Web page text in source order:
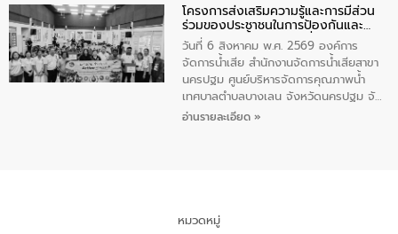
ประชาชน ตัวแทนจากโรงแรมต่างๆ ในเขต
เทศบาลตำบลราไวย์ ศูนย์บริหารจัดการ
คุณภาพน้ำเทศบาลตำบลราไวย์ นำโดยนาย
น้อย แก้วเศษ ผู้จัดการสำนักงานจัดการน้ำ
เสียสาขาภูเก็ต พร้อมด้วยเจ้าหน้าที่ จำนวน
5 คน ร่วมทำกิจกรรม ทำความสะอาด
ชายหาดและแหล่งท่องเที่ยว ณ บริเวณ
โครงการส่งเสริมความรู้และการมีส่วน
ร่วมของประชาชนในการป้องกันและ
แก้ไขปัญหาน้ำเสียอย่างยั่งยืน
วันที่ 6 สิงหาคม พ.ศ. 2569 องค์การ
จัดการน้ำเสีย สำนักงานจัดการน้ำเสียสาขา
นครปฐม ศูนย์บริหารจัดการคุณภาพน้ำ
เทศบาลตำบลบางเลน จังหวัดนครปฐม จัด
กิจกรรมภายใต้โครงการส่งเสริมความรู้และ
จัดการน้ำเสียและสร้างจิตสำนึกในการ
อ่านรายละเอียด »
หมวดหมู่